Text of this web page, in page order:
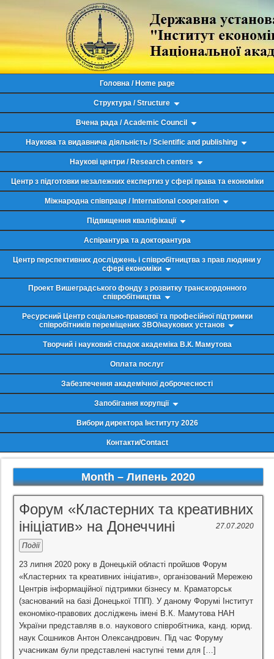
Головна / Home page
Структура / Structure
Вчена рада / Academic Council
Наукова та видавнича діяльність / Scientific and publishing
Наукові центри / Research centers
Центр з підготовки незалежних експертиз у сфері права та економіки
Міжнародна співпраця / International cooperation
Підвищення кваліфікації
Аспірантура та докторантура
Центр перспективних досліджень і співробітництва з прав людини у
сфері економіки
Проект Вишеградського фонду з розвитку транскордонного
співробітництва
Ресурсний Центр соціально-правової та професійної підтримки
співробітників переміщених ЗВО/наукових установ
Творчий і науковий спадок академіка В.К. Мамутова
Оплата послуг
Забезпечення академічної доброчесності
Запобігання корупції
Вибори директора Інституту 2026
Контакти/Contact
Month –Липень 2020
Форум «Кластерних та креативних
ініціатив» на Донеччині
27.07.2020
Події
23 липня 2020 року в Донецькій області пройшов Форум
«Кластерних та креативних ініціатив», організований Мережею
Центрів інформаційної підтримки бізнесу м. Краматорськ
(заснований на базі Донецької ТПП). У даному Форумі Інститут
економіко-правових досліджень імені В.К. Мамутова НАН
України представляв в.о. наукового співробітника, канд. юрид.
наук Сошников Антон Олександрович. Під час Форуму
учасникам були представлені наступні теми для […]